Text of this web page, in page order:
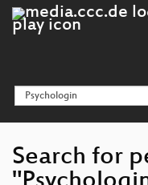
Search for